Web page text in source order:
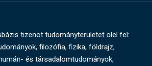
tizenöt tudományterületet ölel fel:
filozófia, fizika, földrajz,
és társadalomtudományok,